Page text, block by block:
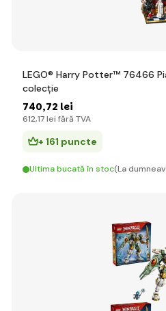
LEGO® Harry Potter™ 76466
colecție
740,72 lei
612,17 lei fără TVA
+ 161 puncte
Ultima bucată în stoc(La